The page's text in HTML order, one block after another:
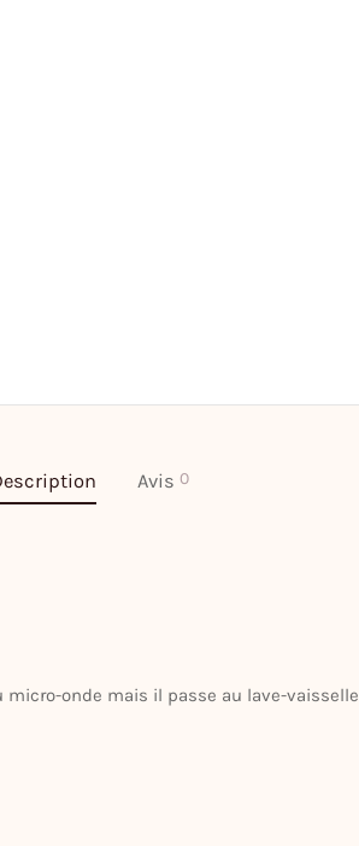
Avis 0
micro-onde mais il passe au lave-